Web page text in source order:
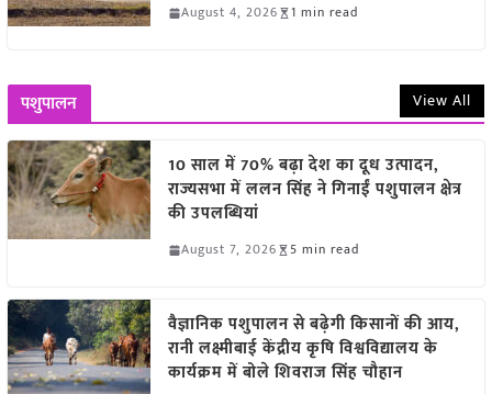
August 4, 2026 1 min read
पशुपालन View All
10 साल में 70% बढ़ा देश का दूध उत्पादन,
राज्यसभा में ललन सिंह ने गिनाईं पशुपालन क्षेत्र
की उपलब्धियां
August 7, 2026 5 min read
वैज्ञानिक पशुपालन से बढ़ेगी किसानों की आय,
रानी लक्ष्मीबाई केंद्रीय कृषि विश्वविद्यालय के
कार्यक्रम में बोले शिवराज सिंह चौहान